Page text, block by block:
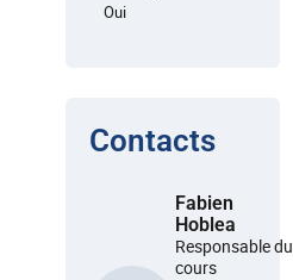
Oui
Contacts
Fabien
Hoblea
Responsable du
cours